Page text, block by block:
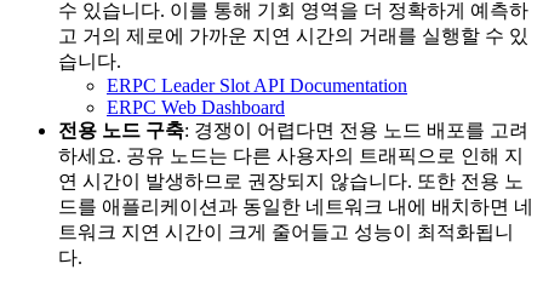
수 있습니다. 이를 통해 기회 영역을 더 정확하게 예측하
고 거의 제로에 가까운 지연 시간의 거래를 실행할 수 있
습니다.
ERPC Leader Slot API Documentation
ERPC Web Dashboard
전용 노드 구축: 경쟁이 어렵다면 전용 노드 배포를 고려
하세요. 공유 노드는 다른 사용자의 트래픽으로 인해 지
연 시간이 발생하므로 권장되지 않습니다. 또한 전용 노
드를 애플리케이션과 동일한 네트워크 내에 배치하면 네
트워크 지연 시간이 크게 줄어들고 성능이 최적화됩니
다.